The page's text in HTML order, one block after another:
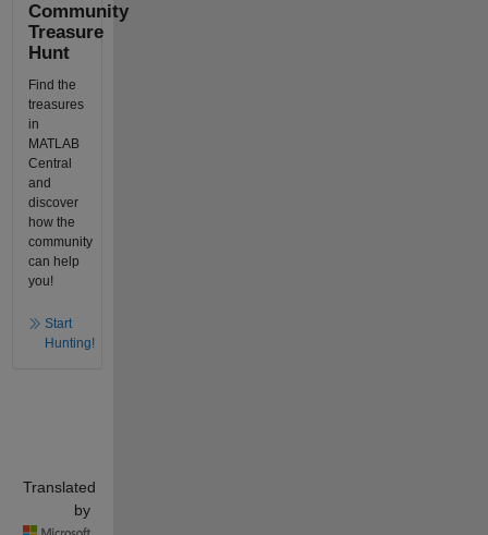
Community
Treasure
Hunt
Find the
treasures
in
MATLAB
Central
and
discover
how the
community
can help
you!
Start
Hunting!
Translated
by